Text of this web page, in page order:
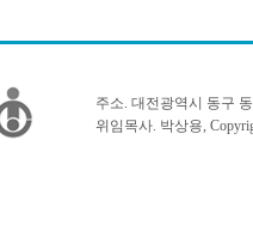
주소. 대전광역시 동구 동
위임목사. 박상용,